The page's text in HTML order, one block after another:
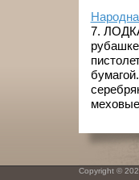
7.
Copyright ©